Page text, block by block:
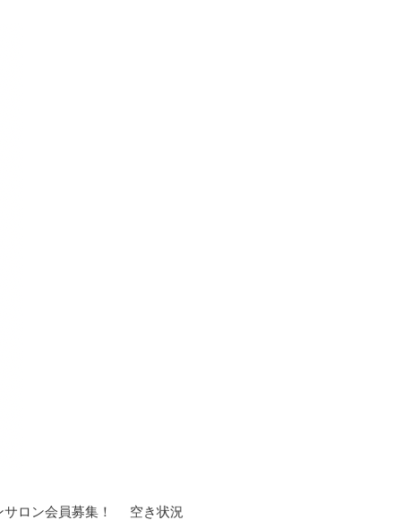
ロン会員募集！
空き状況